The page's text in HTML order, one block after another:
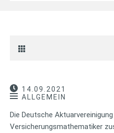
14.09.2021
ALLGEMEIN
Die Deutsche
Versicherungsmathematiker